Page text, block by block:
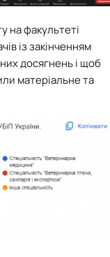
на факультеті
із закінченням
досягнень і щоб
матеріальне та